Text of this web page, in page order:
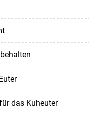
das Kuheuter